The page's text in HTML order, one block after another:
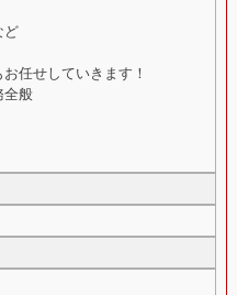
ど
任せしていきます！
全般